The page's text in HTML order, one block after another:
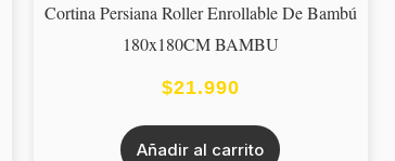
Cortina Persiana Roller Enrollable De Bambú
180x180CM BAMBU
$21.990
Añadir al carrito